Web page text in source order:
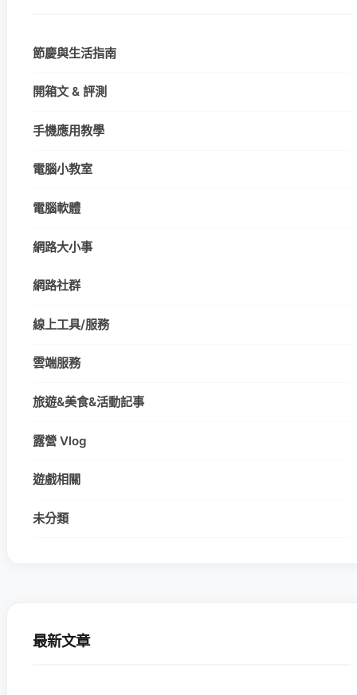
節慶與生活指南
開箱文 & 評測
手機應用教學
電腦小教室
電腦軟體
網路大小事
網路社群
線上工具/服務
雲端服務
旅遊&美食&活動記事
露營 Vlog
遊戲相關
未分類
最新文章